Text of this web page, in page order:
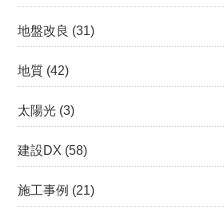
地盤改良 (31)
地質 (42)
太陽光 (3)
建設DX (58)
施工事例 (21)